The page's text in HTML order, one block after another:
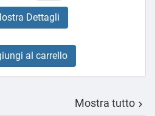
base
Dettagli
al carrello
Mostra tutto 